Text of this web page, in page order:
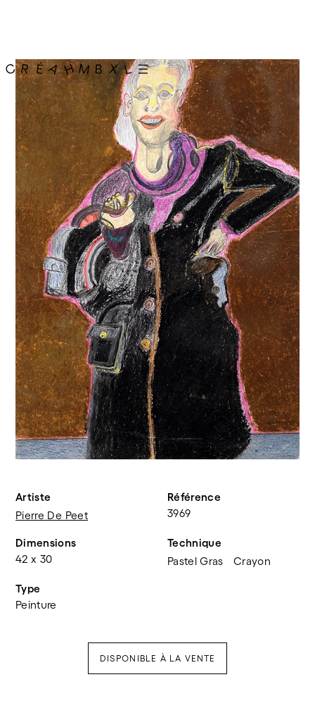
Artiste
Pierre De Peet
Référence
3969
Dimensions
42 x 30
Technique
Pastel Gras
Crayon
Type
Peinture
DISPONIBLE À LA VENTE